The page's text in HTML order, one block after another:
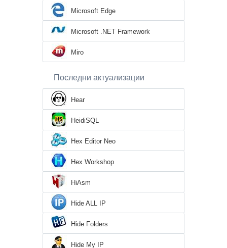
Microsoft Edge
Microsoft .NET Framework
Miro
Последни актуализации
Hear
HeidiSQL
Hex Editor Neo
Hex Workshop
HiAsm
Hide ALL IP
Hide Folders
Hide My IP